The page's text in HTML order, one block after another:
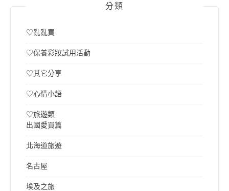
分類
♡亂亂買
♡保養彩妝試用活動
♡其它分享
♡心情小語
♡旅遊類
出國愛買篇
北海道旅遊
名古屋
埃及之旅